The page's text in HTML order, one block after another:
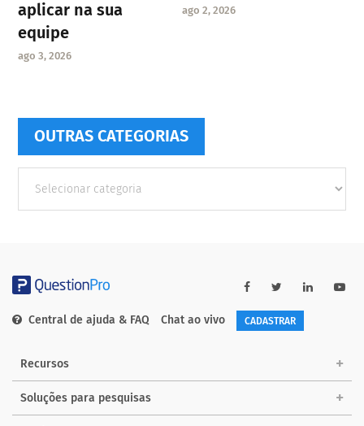
aplicar na sua
equipe
ago 3, 2026
ago 2, 2026
OUTRAS CATEGORIAS
Categorias
Central de ajuda & FAQ Chat ao vivo CADASTRAR
Recursos
Soluções para pesquisas